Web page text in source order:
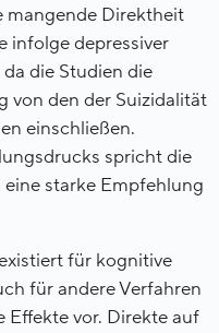
mangende Direktheit
infolge depressiver
die Studien die
von den der Suizidalität
einschließen.
spricht die
starke Empfehlung
für kognitive
für andere Verfahren
Effekte vor. Direkte auf